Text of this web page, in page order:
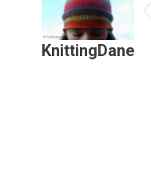
KnittingDane